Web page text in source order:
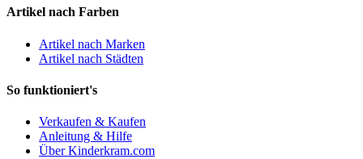
Artikel nach Farben
Artikel nach Marken
Artikel nach Städten
So funktioniert's
Verkaufen & Kaufen
Anleitung & Hilfe
Über Kinderkram.com